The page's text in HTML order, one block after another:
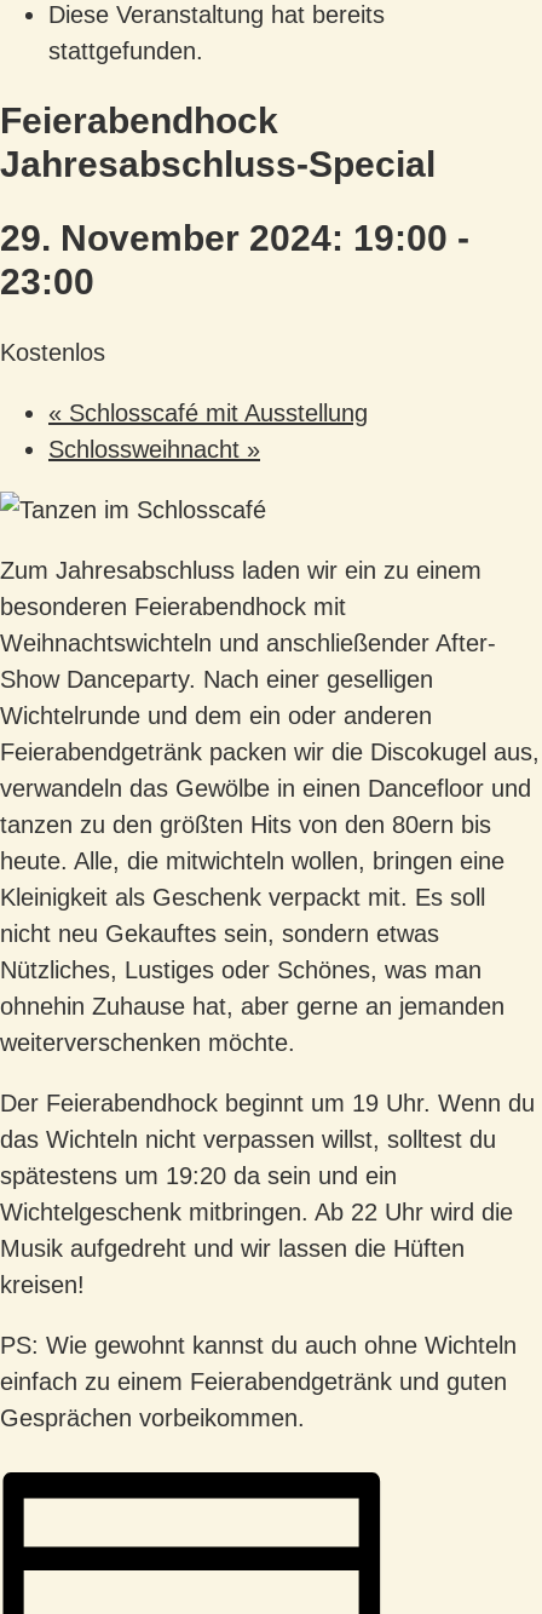
Diese Veranstaltung hat bereits
stattgefunden.
Feierabendhock
Jahresabschluss-Special
29. November 2024: 19:00 -
23:00
Kostenlos
« Schlosscafé mit Ausstellung
Schlossweihnacht »
Zum Jahresabschluss laden wir ein zu einem
besonderen Feierabendhock mit
Weihnachtswichteln und anschließender After-
Show Danceparty. Nach einer geselligen
Wichtelrunde und dem ein oder anderen
Feierabendgetränk packen wir die Discokugel aus,
verwandeln das Gewölbe in einen Dancefloor und
tanzen zu den größten Hits von den 80ern bis
heute. Alle, die mitwichteln wollen, bringen eine
Kleinigkeit als Geschenk verpackt mit. Es soll
nicht neu Gekauftes sein, sondern etwas
Nützliches, Lustiges oder Schönes, was man
ohnehin Zuhause hat, aber gerne an jemanden
weiterverschenken möchte.
Der Feierabendhock beginnt um 19 Uhr. Wenn du
das Wichteln nicht verpassen willst, solltest du
spätestens um 19:20 da sein und ein
Wichtelgeschenk mitbringen. Ab 22 Uhr wird die
Musik aufgedreht und wir lassen die Hüften
kreisen!
PS: Wie gewohnt kannst du auch ohne Wichteln
einfach zu einem Feierabendgetränk und guten
Gesprächen vorbeikommen.